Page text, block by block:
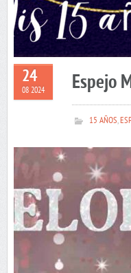
24
08 2024 Espejo
15 AÑOS,